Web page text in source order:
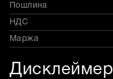
Пошлина
НДС
Маржа
Дисклеймер